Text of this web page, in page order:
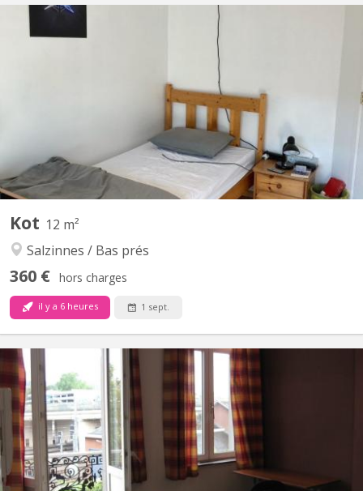
Kot 12 m²
Salzinnes / Bas prés
360 € hors charges
il y a 6 heures 1 sept.
à partir du 01 septembre 2026, à louer chambre entièrement
meublée (comme sur les photos) Cuisine équipée neuve, salle de
douche neuve également wifi avec fibre optique immeuble full
équipé LED Accès libre au jardin et à la terrasse 🔹Pas de
revenus, ni caution du CPAS, preuves de revenus stables...
STUDIO New Disponibilité 2026-2027 pour étudiant(e)s
uniquement qui aime l'autonomie : Joli Studio Cosy bien situé à
proximité des hautes Ecoles, Universités de Namur en plein
centre ville proche de la gare des transports en communs (bus,
trains) Studio relativement complèt semi-meublé, douche et...